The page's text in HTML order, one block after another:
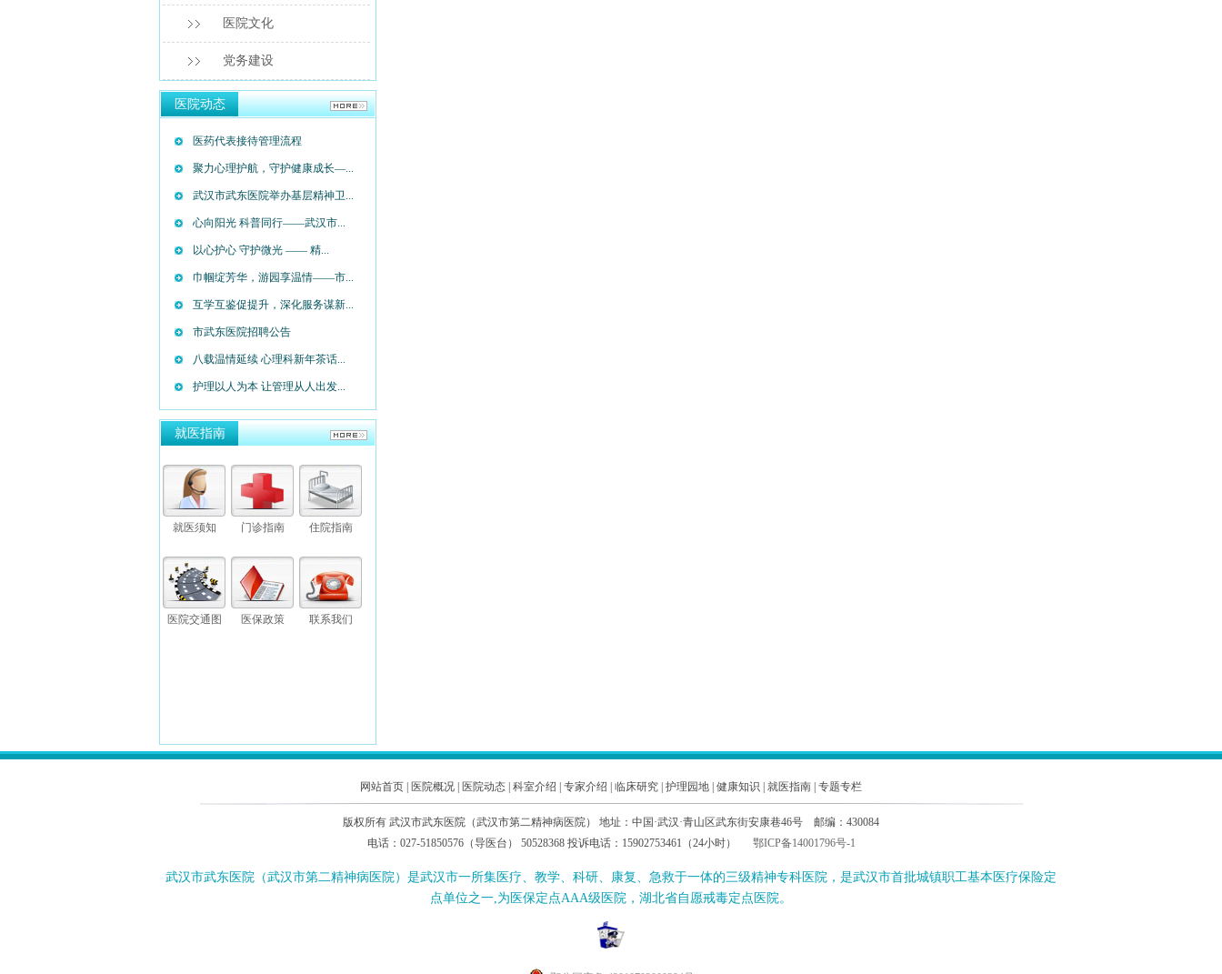
医院文化
党务建设
医院动态
医药代表接待管理流程
聚力心理护航，守护健康成长—...
武汉市武东医院举办基层精神卫...
心向阳光 科普同行——武汉市...
以心护心 守护微光 —— 精...
巾帼绽芳华，游园享温情——市...
互学互鉴促提升，深化服务谋新...
市武东医院招聘公告
八载温情延续 心理科新年茶话...
护理以人为本 让管理从人出发...
就医指南
就医须知 门诊指南 住院指南
医院交通图 医保政策 联系我们
网站首页 医院概况 医院动态 科室介绍 专家介绍 临床研究 护理园地 健康知识 就医指南 专题专栏
版权所有 武汉市武东医院（武汉市第二精神病医院） 地址：中国·武汉·青山区武东街安康巷46号 邮编：430084
电话：027-51850576（导医台） 50528368 投诉电话：15902753461（24小时）
鄂ICP备14001796号-1
武汉市武东医院（武汉市第二精神病医院）是武汉市一所集医疗、教学、科研、康复、急救于一体的三级精神专科医院，是武汉市首批城镇职工基本医疗保险定
点单位之一,为医保定点AAA级医院，湖北省自愿戒毒定点医院。